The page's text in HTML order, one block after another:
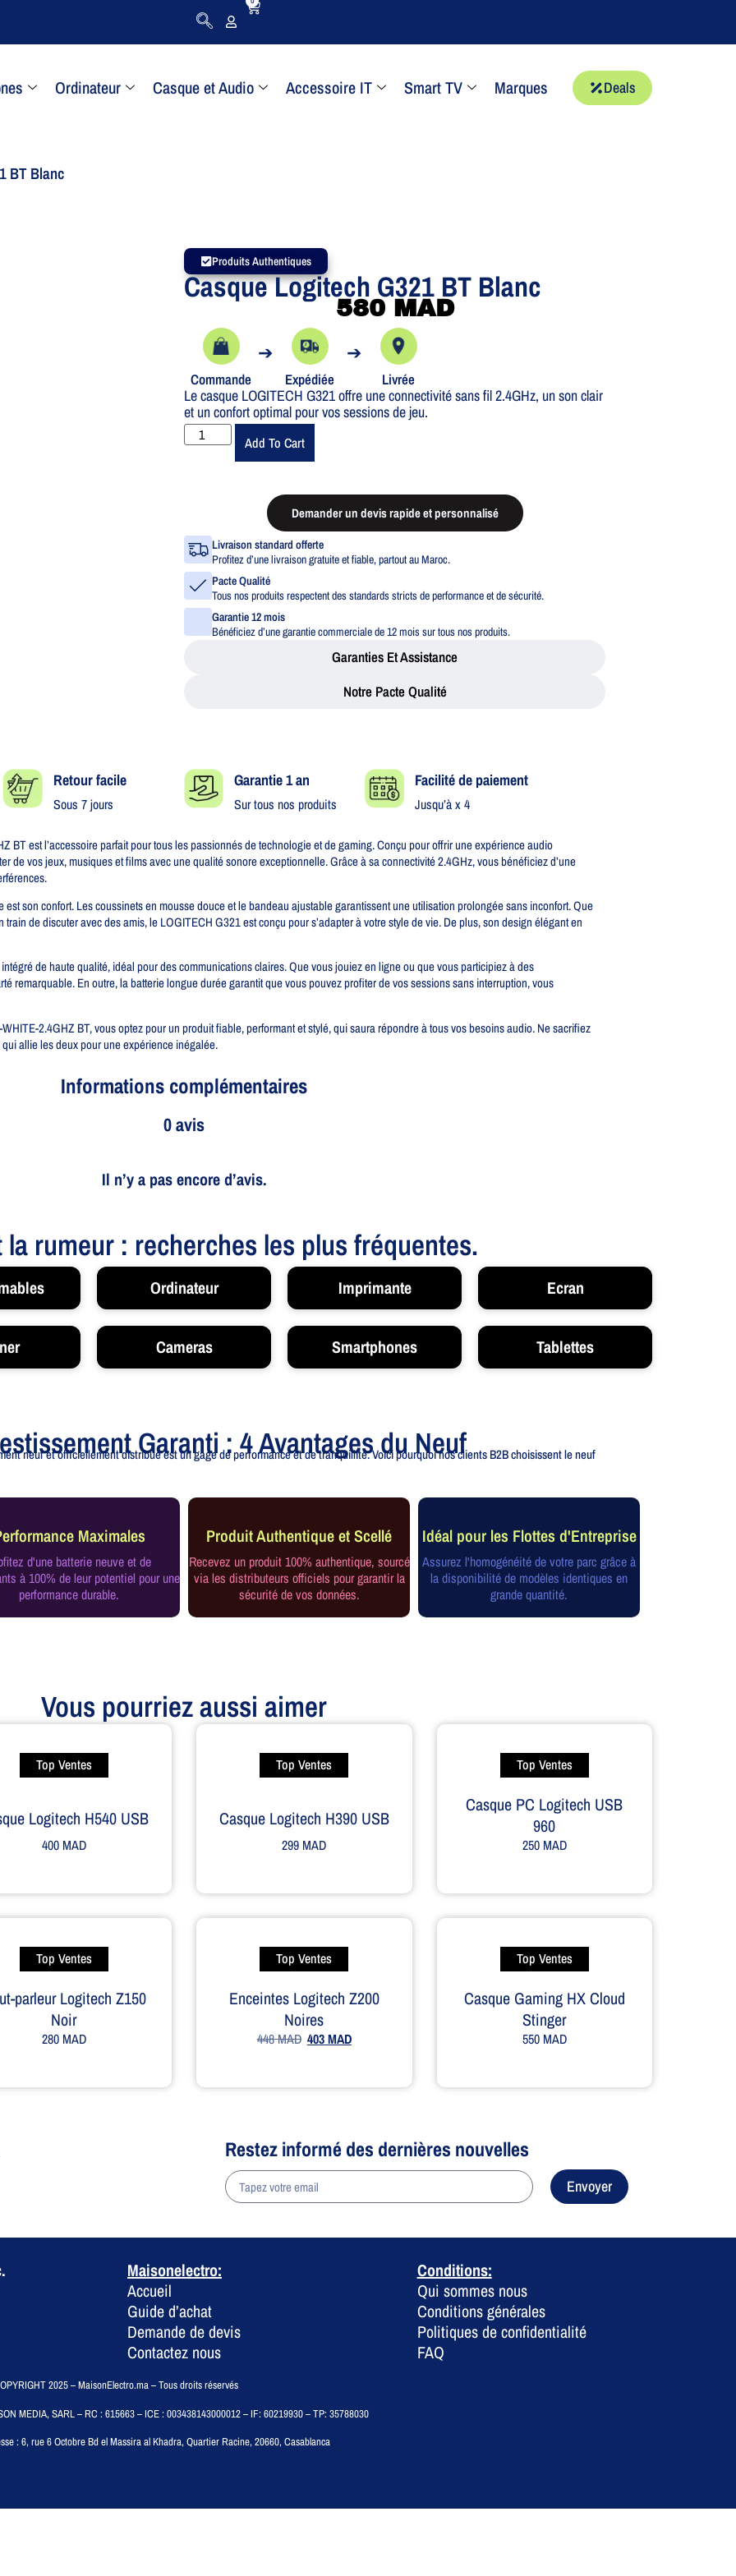
Ordinateur Casque et Audio Accessoire IT Smart TV Marques Deals
BT Blanc
Produits Authentiques
Casque Logitech G321 BT Blanc
580MAD
Commande
➔
Expédiée
➔
Livrée
Le casque LOGITECH G321 offre une connectivité sans fil 2.4GHz, un son clair
et un confort optimal pour vos sessions de jeu.
Add To Cart
Demander un devis rapide et personnalisé
Livraison standard offerte
Profitez d’une livraison gratuite et fiable, partout au Maroc.
Pacte Qualité
Tous nos produits respectent des standards stricts de performance et de sécurité.
Garantie 12 mois
Bénéficiez d’une garantie commerciale de 12 mois sur tous nos produits.
Garanties Et Assistance
Notre Pacte Qualité
Retour facile​
Sous 7 jours
Garantie 1 an
Sur tous nos produits
Facilité de paiement
Jusqu’à x 4
BT est l’accessoire parfait pour tous les passionnés de technologie et de gaming. Conçu pour offrir une expérience audio
de vos jeux, musiques et films avec une qualité sonore exceptionnelle. Grâce à sa connectivité 2.4GHz, vous bénéficiez d’une
est son confort. Les coussinets en mousse douce et le bandeau ajustable garantissent une utilisation prolongée sans inconfort. Que
de discuter avec des amis, le LOGITECH G321 est conçu pour s’adapter à votre style de vie. De plus, son design élégant en
de haute qualité, idéal pour des communications claires. Que vous jouiez en ligne ou que vous participiez à des
remarquable. En outre, la batterie longue durée garantit que vous pouvez profiter de vos sessions sans interruption, vous
2.4GHZ BT, vous optez pour un produit fiable, performant et stylé, qui saura répondre à tous vos besoins audio. Ne sacrifiez
allie les deux pour une expérience inégalée.
Informations complémentaires
0 avis
Il n’y a pas encore d’avis.
rumeur : recherches les plus fréquentes.
Ordinateur Imprimante Ecran
Cameras Smartphones Tablettes
Garanti : 4 Avantages du Neuf
neuf et officiellement distribué est un gage de performance et de tranquillité. Voici pourquoi nos clients B2B choisissent le neuf
Maximales
d'une batterie neuve et de
à 100% de leur potentiel pour une
performance durable.
Produit Authentique et Scellé
Recevez un produit 100% authentique, sourcé
via les distributeurs officiels pour garantir la
sécurité de vos données.
Idéal pour les Flottes d'Entreprise
Assurez l'homogénéité de votre parc grâce à
la disponibilité de modèles identiques en
grande quantité.
Vous pourriez aussi aimer
Top Ventes
Logitech H540 USB
400MAD
Top Ventes
Casque Logitech H390 USB
299 MAD
Top Ventes
Casque PC Logitech USB
960
250MAD
Top Ventes
parleur Logitech Z150
Noir
280MAD
Top Ventes
Enceintes Logitech Z200
Noires
448MAD 403MAD
Top Ventes
Casque Gaming HX Cloud
Stinger
550MAD
Restez informé des dernières nouvelles
Envoyer
Maisonelectro:
Accueil
Guide d’achat
Demande de devis
Contactez nous
Conditions:
Qui sommes nous
Conditions générales
Politiques de confidentialité
FAQ
2025 – MaisonElectro.ma – Tous droits réservés
MEDIA, SARL – RC : 615663 – ICE : 003438143000012 – IF: 60219930 – TP: 35788030
:6, rue 6 Octobre Bd el Massira al Khadra, Quartier Racine, 20660, Casablanca